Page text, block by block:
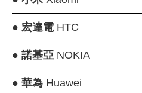
● 宏達電HTC
● 諾基亞NOKIA
● 華為Huawei